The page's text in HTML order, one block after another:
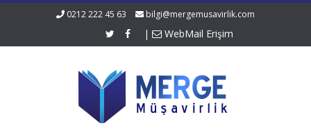
0212 222 45 63 bilgi@mergemusavirlik.com
| WebMail Erişim